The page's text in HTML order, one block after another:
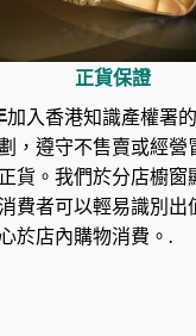
正貨保證
加入香港知識產權署
，遵守不售賣或經營
貨。我們於分店櫥窗
費者可以輕易識別出
於店內購物消費。.